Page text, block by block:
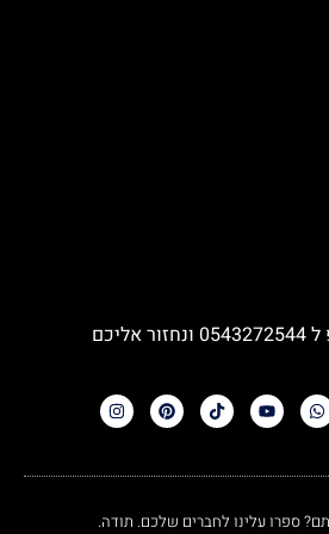
שלחו הודעת וואטסאפ ל 0543272544 ונחזור אליכם
ספרו עלינו לחברים שלכם. תודה.